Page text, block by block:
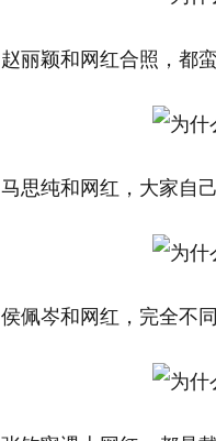
赵丽颖和网红合照，都
马思纯和网红，大家自
侯佩岑和网红，完全不